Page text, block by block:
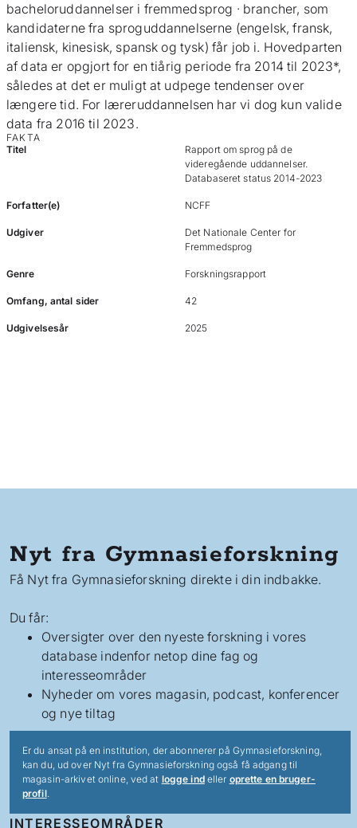
bacheloruddannelser i fremmedsprog · brancher, som
kandidaterne fra sproguddannelserne (engelsk, fransk,
italiensk, kinesisk, spansk og tysk) får job i. Hovedparten
af data er opgjort for en tiårig periode fra 2014 til 2023*,
således at det er muligt at udpege tendenser over
længere tid. For læreruddannelsen har vi dog kun valide
data fra 2016 til 2023.
FAKTA
Titel
Rapport om sprog på de
videregående uddannelser.
Databaseret status 2014-2023
Forfatter(e) NCFF
Udgiver
Det Nationale Center for
Fremmedsprog
Genre Forskningsrapport
Omfang, antal sider 42
Udgivelsesår 2025
Nyt fra Gymnasieforskning
Få Nyt fra Gymnasieforskning direkte i din indbakke.
Du får:
Oversigter over den nyeste forskning i vores
database indenfor netop dine fag og
interesseområder
Nyheder om vores magasin, podcast, konferencer
og nye tiltag
Er du ansat på en institution, der abonnerer på Gymnasieforskning,
kan du, ud over Nyt fra Gymnasieforskning også få adgang til
magasin-arkivet online, ved at logge indeller oprette en bruger-
profil.
INTERESSEOMRÅDER